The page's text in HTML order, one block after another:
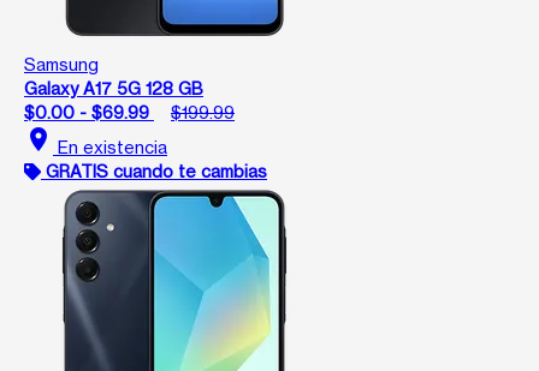
Samsung
Galaxy A17 5G 128 GB
$0.00 - $69.99
$199.99
location_on En existencia
GRATIS cuando te cambias